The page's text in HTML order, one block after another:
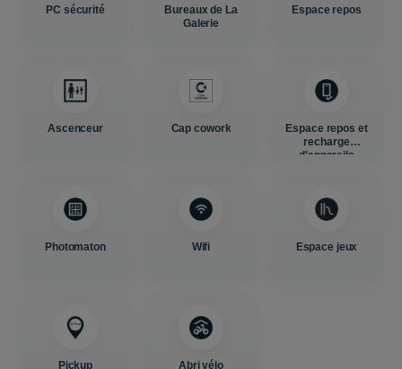
PC sécurité
Bureaux de La
Galerie
Espace repos
Ascenceur Cap cowork
Espace repos et
recharge
d'appareils
Photomaton Wifi Espace jeux
Pickup Abri vélo